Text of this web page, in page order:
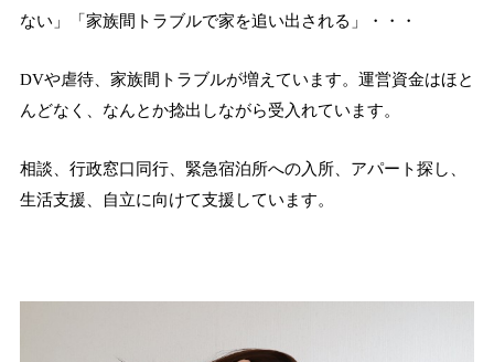
ない」「家族間トラブルで家を追い出される」・・・
DVや虐待、家族間トラブルが増えています。運営資金はほと
んどなく、なんとか捻出しながら受入れています。
相談、行政窓口同行、緊急宿泊所への入所、アパート探し、
生活支援、自立に向けて支援しています。